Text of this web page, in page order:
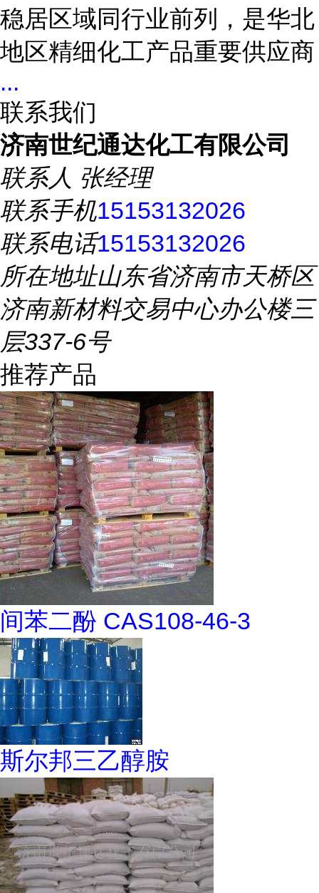
稳居区域同行业前列，是华北
地区精细化工产品重要供应商
...
联系我们
济南世纪通达化工有限公司
联系人 张经理
联系手机15153132026
联系电话15153132026
所在地址山东省济南市天桥区
济南新材料交易中心办公楼三
层337-6号
推荐产品
间苯二酚 CAS108-46-3
斯尔邦三乙醇胺